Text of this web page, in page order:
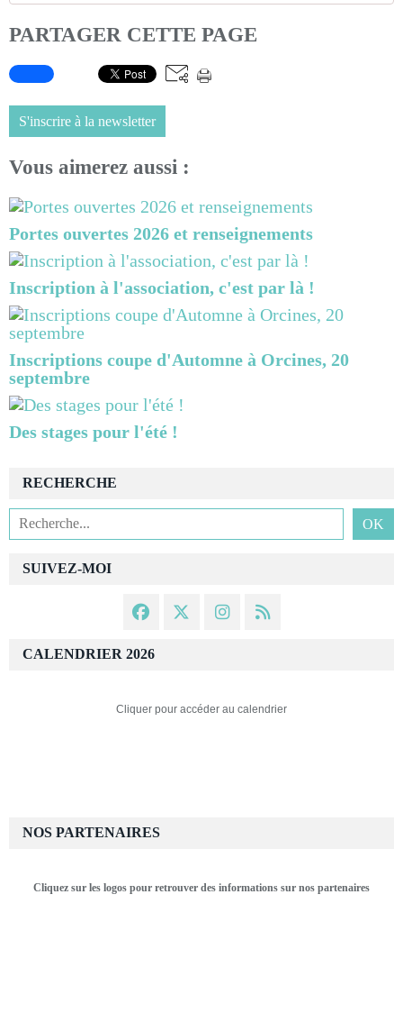
PARTAGER CETTE PAGE
S'inscrire à la newsletter
Vous aimerez aussi :
Portes ouvertes 2026 et renseignements
Inscription à l'association, c'est par là !
Inscriptions coupe d'Automne à Orcines, 20
septembre
Des stages pour l'été !
SUIVEZ-MOI
RECHERCHE
CALENDRIER 2026
Cliquer pour accéder au calendrier
NOS PARTENAIRES
Cliquez sur les logos pour retrouver des informations sur nos partenaires